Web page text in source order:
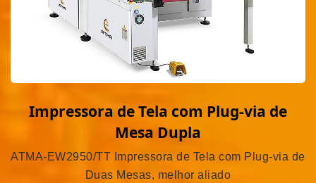
Impressora de Tela com Plug-via de
Mesa Dupla
ATMA-EW2950/TT Impressora de Tela com Plug-via de
Duas Mesas, melhor aliado